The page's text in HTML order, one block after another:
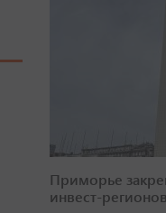
Приморье
инвест-